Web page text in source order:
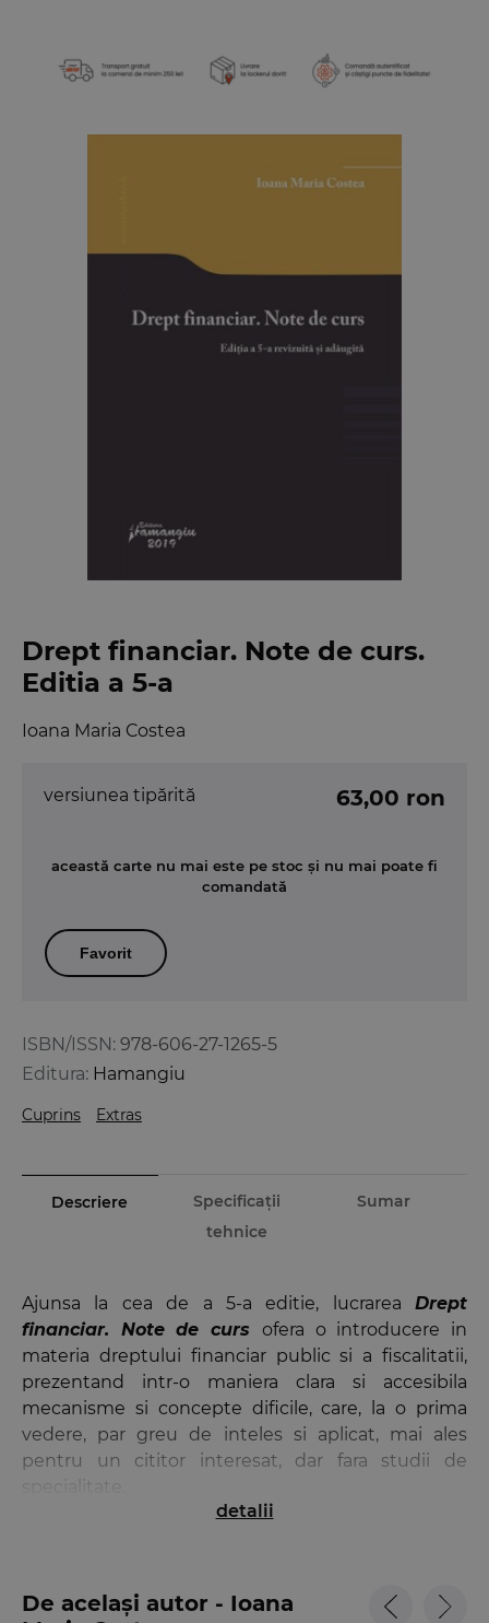
Drept financiar. Note de curs.
Editia a 5-a
Ioana Maria Costea
ISBN/ISSN: 978-606-27-1265-5
Editura: Hamangiu
Cuprins Extras
versiunea tipărită 63,00 ron
această carte nu mai este pe stoc și nu mai poate fi
comandată
Favorit
Descriere
Specificații
tehnice
Sumar
Ajunsa la cea de a 5-a editie, lucrarea Drept
financiar. Note de curs
ofera o introducere in
materia dreptului financiar public si a fiscalitatii,
prezentand intr-o maniera clara si accesibila
mecanisme si concepte dificile, care, la o prima
vedere, par greu de inteles si aplicat, mai ales
pentru un cititor interesat, dar fara studii de
In cuprinsul prezentului curs sunt tratate, printre
competente in acest domeniu, procedura
detalii
De același autor - Ioana